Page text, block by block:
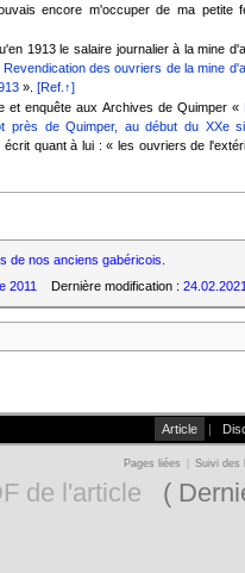
encore m'occuper de ma petite
1913 le salaire journalier à la mine
Revendication des ouvriers de la mine
». [Ref.↑]
et enquête aux Archives de Quimper «
près de Quimper, au début du XXe
quant à lui : « les ouvriers de
de nos anciens gabéricois.
2011 Dernière modification :
Article
Pages liées Suivi des
de l'article (